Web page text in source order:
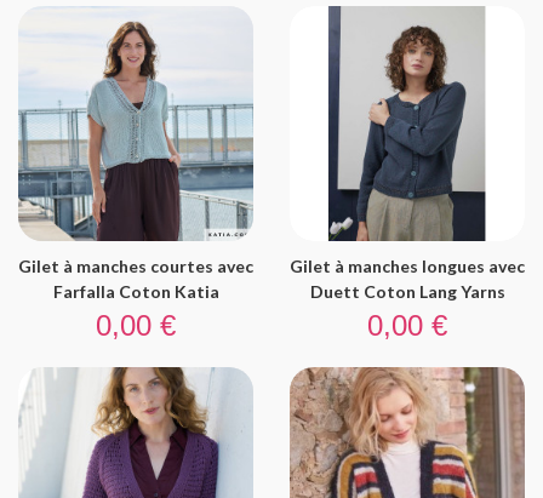
Gilet à manches courtes avec
Farfalla Coton Katia
Prix
0,00 €
Gilet à manches longues avec
Duett Coton Lang Yarns
Prix
0,00 €